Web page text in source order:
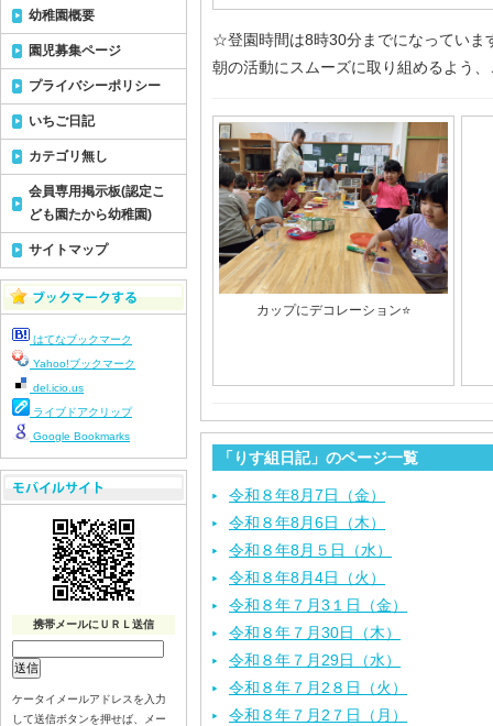
☆登園時間は8時30分までになっていま
朝の活動にスムーズに取り組めるよう
カップにデコレーション⭐️
「りす組日記」のページ一覧
令和８年8月7日（金）
令和８年8月6日（木）
令和８年8月５日（水）
令和８年8月4日（火）
令和８年７月3１日（金）
令和８年７月30日（木）
令和８年７月29日（水）
令和８年７月2８日（火）
令和８年７月2７日（月）
幼稚園概要
園児募集ページ
プライバシーポリシー
いちご日記
カテゴリ無し
会員専用掲示板(認定こ
ども園たから幼稚園)
サイトマップ
はてなブックマーク
Yahoo!ブックマーク
del.icio.us
ライブドアクリップ
Google Bookmarks
携帯メールにＵＲＬ送信
ケータイメールアドレスを入力
して送信ボタンを押せば、メー